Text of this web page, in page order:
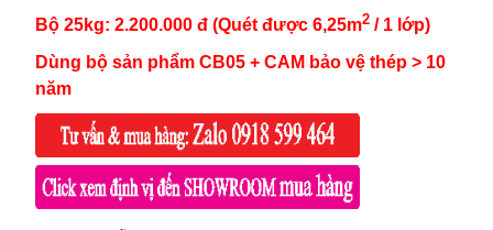
Bộ 25kg: 2.200.000 đ (Quét được 6,25m2/ 1 lớp)
Dùng bộ sản phẩm CB05 + CAM bảo vệ thép > 10
năm